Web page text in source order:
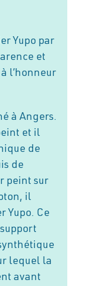
Yupo par
et
l’honneur
à Angers.
et il
de
de
peint sur
il
Yupo. Ce
lequel la
avant